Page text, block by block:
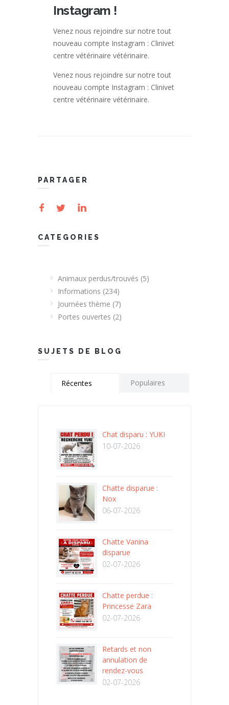
Instagram !
Venez nous rejoindre sur notre tout
nouveau compte Instagram : Clinivet
centre vétérinaire vétérinaire.
Venez nous rejoindre sur notre tout
nouveau compte Instagram : Clinivet
centre vétérinaire vétérinaire.
PARTAGER
CATEGORIES
Animaux perdus/trouvés (5)
Informations (234)
Journées thème (7)
Portes ouvertes (2)
SUJETS DE BLOG
Récentes Populaires
Chat disparu : YUKI
10-07-2026
Chatte disparue :
Nox
06-07-2026
Chatte Vanina
disparue
02-07-2026
Chatte perdue :
Princesse Zara
02-07-2026
Retards et non
annulation de
rendez-vous
02-07-2026